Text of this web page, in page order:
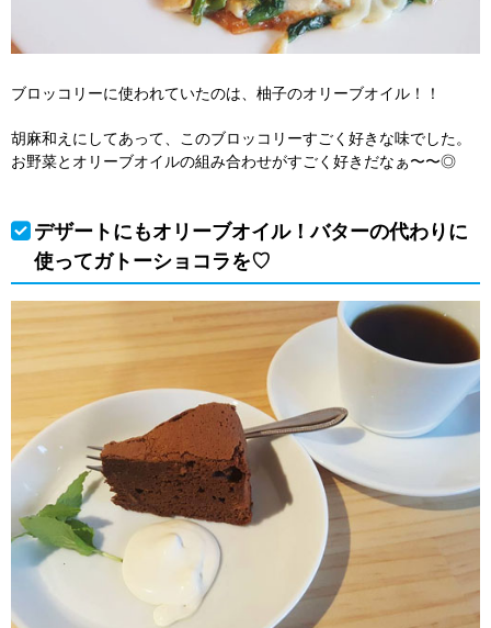
ブロッコリーに使われていたのは、柚子のオリーブオイル！！
胡麻和えにしてあって、このブロッコリーすごく好きな味でした。
お野菜とオリーブオイルの組み合わせがすごく好きだなぁ〜〜◎
デザートにもオリーブオイル！バターの代わりに
使ってガトーショコラを♡